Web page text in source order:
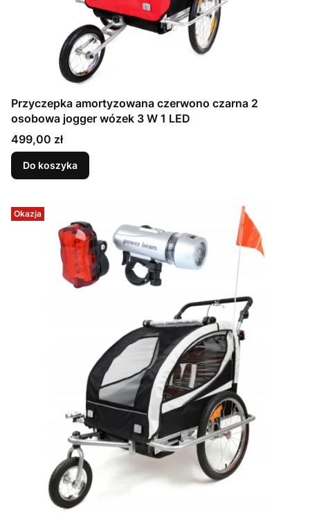
Przyczepka amortyzowana czerwono czarna 2
osobowa jogger wózek 3 W 1 LED
Cena
499,00 zł
Do koszyka
Okazja